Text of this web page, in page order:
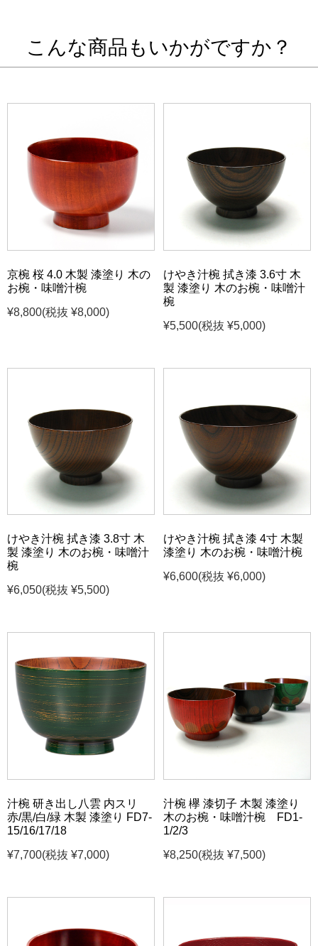
こんな商品もいかがですか？
京椀 桜 4.0 木製 漆塗り 木の
お椀・味噌汁椀
¥8,800(税抜 ¥8,000)
けやき汁椀 拭き漆 3.6寸 木
製 漆塗り 木のお椀・味噌汁
椀
¥5,500(税抜 ¥5,000)
けやき汁椀 拭き漆 3.8寸 木
製 漆塗り 木のお椀・味噌汁
椀
¥6,050(税抜 ¥5,500)
けやき汁椀 拭き漆 4寸 木製
漆塗り 木のお椀・味噌汁椀
¥6,600(税抜 ¥6,000)
汁椀 研き出し八雲 内スリ
赤/黒/白/緑 木製 漆塗り FD7-
15/16/17/18
¥7,700(税抜 ¥7,000)
汁椀 欅 漆切子 木製 漆塗り
木のお椀・味噌汁椀 FD1-
1/2/3
¥8,250(税抜 ¥7,500)